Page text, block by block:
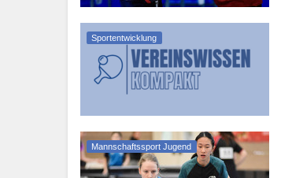
Sportentwicklung
Mannschaftssport Jugend